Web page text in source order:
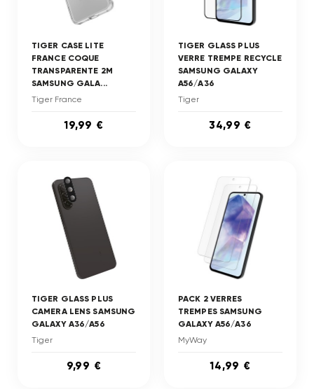
TIGER CASE LITE
FRANCE COQUE
TRANSPARENTE 2M
SAMSUNG GALA...
Tiger France
19,99 €
TIGER GLASS PLUS
VERRE TREMPE RECYCLE
SAMSUNG GALAXY
A56/A36
Tiger
34,99 €
TIGER GLASS PLUS
CAMERA LENS SAMSUNG
GALAXY A36/A56
Tiger
9,99 €
PACK 2 VERRES
TREMPES SAMSUNG
GALAXY A56/A36
MyWay
14,99 €